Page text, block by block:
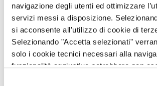
navigazione degli utenti ed ottimizzare
servizi messi a disposizione.
si acconsente all’utilizzo di cookie di
Selezionando "Accetta selezionati"
solo i cookie tecnici necessari alla
funzionalità aggiuntive potrebbero non